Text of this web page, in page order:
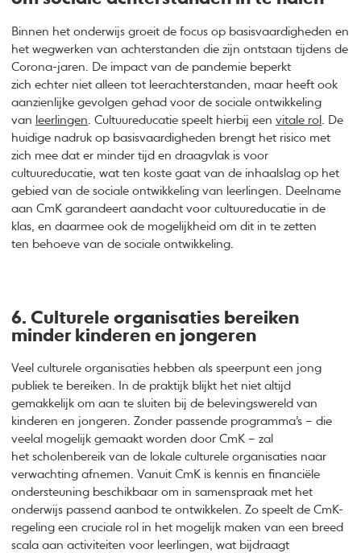
Binnen het onderwijs groeit de focus op basisvaardigheden en
het wegwerken van achterstanden die zijn ontstaan tijdens de
Corona-jaren. De impact van de pandemie beperkt
zich echter niet alleen tot leerachterstanden, maar heeft ook
aanzienlijke gevolgen gehad voor de sociale ontwikkeling
van leerlingen. Cultuureducatie speelt hierbij eenvitale rol . De
huidige nadruk op basisvaardigheden brengt het risico met
zich mee dat er minder tijd en draagvlak is voor
cultuureducatie, wat ten koste gaat van de inhaalslag op het
gebied van de sociale ontwikkeling van leerlingen. Deelname
aan CmK garandeert aandacht voor cultuureducatie in de
klas, en daarmee ook de mogelijkheid om dit in te zetten
ten behoeve van de sociale ontwikkeling.
6. Culturele organisaties bereiken
minder kinderen en jongeren
Veel culturele organisaties hebben als speerpunt een jong
publiek te bereiken. In de praktijk blijkt het niet altijd
gemakkelijk om aan te sluiten bij de belevingswereld van
kinderen en jongeren. Zonder passende programma’s – die
veelal mogelijk gemaakt worden door CmK – zal
het scholenbereik van de lokale culturele organisaties naar
verwachting afnemen. Vanuit CmK is kennis en financiële
ondersteuning beschikbaar om in samenspraak met het
onderwijs passend aanbod te ontwikkelen. Zo speelt de CmK-
regeling een cruciale rol in het mogelijk maken van een breed
scala aan activiteiten voor leerlingen, wat bijdraagt